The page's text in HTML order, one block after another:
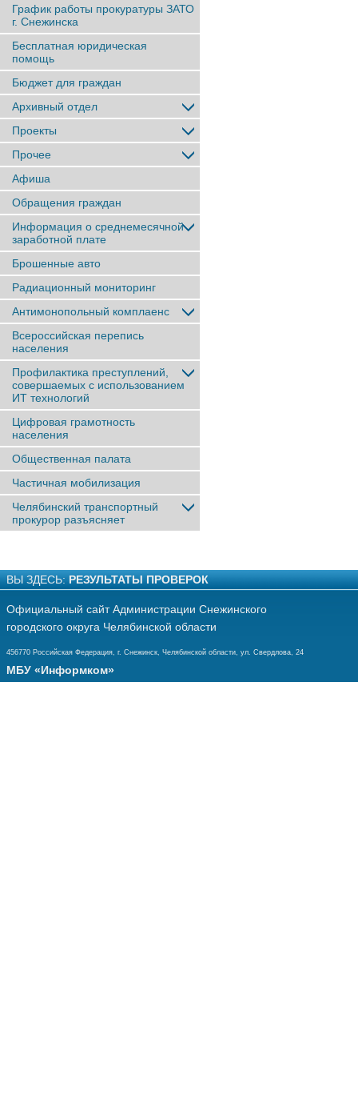
График работы прокуратуры ЗАТО
г. Снежинска
Бесплатная юридическая
помощь
Бюджет для граждан
Архивный отдел
Проекты
Прочее
Афиша
Обращения граждан
Информация о среднемесячной
заработной плате
Брошенные авто
Радиационный мониторинг
Антимонопольный комплаенс
Всероссийская перепись
населения
Профилактика преступлений,
совершаемых с использованием
ИТ технологий
Цифровая грамотность
населения
Общественная палата
Частичная мобилизация
Челябинский транспортный
прокурор разъясняет
ВЫ ЗДЕСЬ: РЕЗУЛЬТАТЫ ПРОВЕРОК
Официальный сайт Администрации Снежинского
городского округа Челябинской области
456770 Российская Федерация, г. Снежинск, Челябинской области, ул. Свердлова, 24
МБУ «Информком»